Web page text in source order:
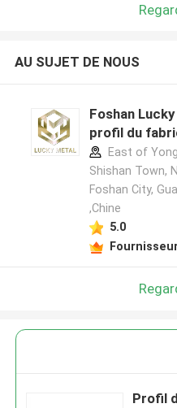
AU SUJET DE NOUS
Foshan
profil du
East of
Shishan Town,
Foshan City,
,Chine
5.0
Profil